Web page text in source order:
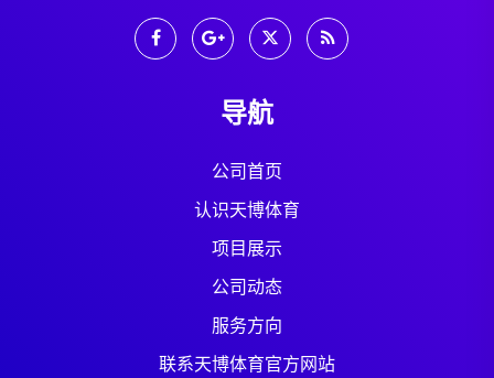
导航
公司首页
认识天博体育
项目展示
公司动态
服务方向
联系天博体育官方网站